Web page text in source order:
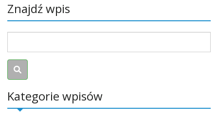
Znajdź wpis
Kategorie wpisów